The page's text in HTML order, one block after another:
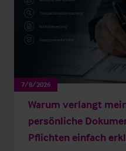
7/8/2026
Warum verlangt
persönliche
Pflichten einfach